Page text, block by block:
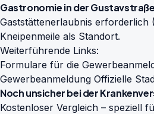
Gastronomie in der Gustavstraße
Gaststättenerlaubnis erforderlich
Kneipenmeile als Standort.
Weiterführende Links:
Formulare für die
Gewerbeanmeldung Offizielle
Noch unsicher bei der
Kostenloser Vergleich – speziell